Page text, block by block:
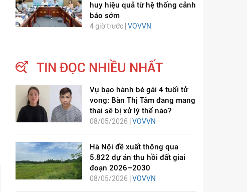
huy hiệu quả từ hệ thống cảnh
báo sớm
4 giờ trước | VOVVN
TIN ĐỌC NHIỀU NHẤT
Vụ bạo hành bé gái 4 tuổi tử
vong: Bàn Thị Tâm đang mang
thai sẽ bị xử lý thế nào?
08/05/2026 | VOVVN
Hà Nội đề xuất thông qua
5.822 dự án thu hồi đất giai
đoạn 2026–2030
08/05/2026 | VOVVN